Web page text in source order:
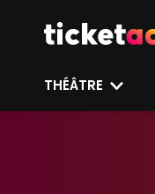
THÉÂTRE